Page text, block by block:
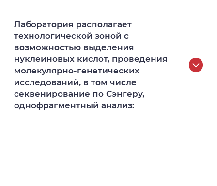
Лаборатория располагает
технологической зоной с
возможностью выделения
нуклеиновых кислот, проведения
молекулярно-генетических
исследований, в том числе
секвенирование по Сэнгеру,
однофрагментный анализ: